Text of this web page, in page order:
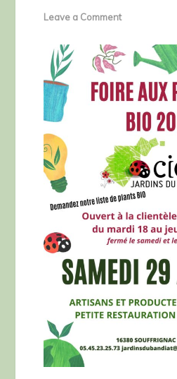
Leave a Commenton
de
foire
aux
plants
2023